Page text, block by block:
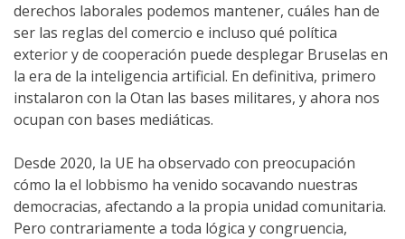
derechos laborales podemos mantener, cuáles han de
ser las reglas del comercio e incluso qué política
exterior y de cooperación puede desplegar Bruselas en
la era de la inteligencia artificial. En definitiva, primero
instalaron con la Otan las bases militares, y ahora nos
ocupan con bases mediáticas.
Desde 2020, la UE ha observado con preocupación
cómo la el lobbismo ha venido socavando nuestras
democracias, afectando a la propia unidad comunitaria.
Pero contrariamente a toda lógica y congruencia,